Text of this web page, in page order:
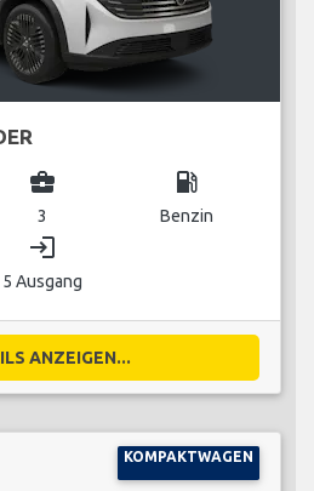
business_center
3
local_gas_station
Benzin
login
5 Ausgang
ANZEIGEN...
KOMPAKTWAGEN